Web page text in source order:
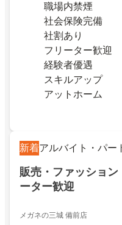
職場内禁煙
社会保険完備
社割あり
フリーター歓迎
経験者優遇
スキルアップ
アットホーム
新着アルバイト・パー
販売・ファッショ
ーター歓迎
メガネの三城 備前店